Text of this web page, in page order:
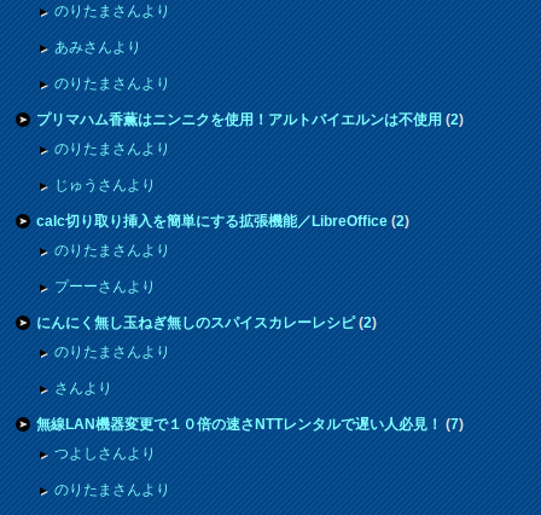
のりたまさんより
あみさんより
のりたまさんより
プリマハム香薫はニンニクを使用！アルトバイエルンは不使用(2)
のりたまさんより
じゅうさんより
calc切り取り挿入を簡単にする拡張機能／LibreOffice(2)
のりたまさんより
プーーさんより
にんにく無し玉ねぎ無しのスパイスカレーレシピ(2)
のりたまさんより
さんより
無線LAN機器変更で１０倍の速さNTTレンタルで遅い人必見！(7)
つよしさんより
のりたまさんより